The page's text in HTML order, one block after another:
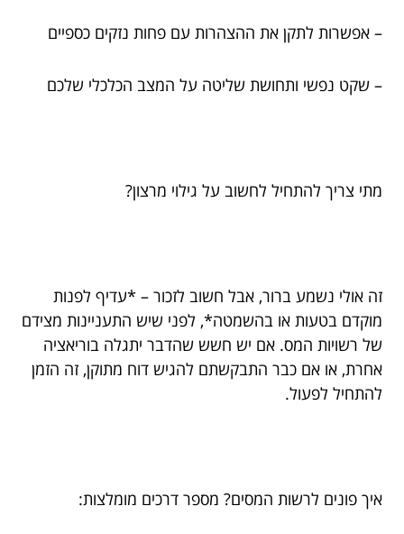
– אפשרות לתקן את ההצהרות עם פחות נזקים כספיים
– שקט נפשי ותחושת שליטה על המצב הכלכלי שלכם
מתי צריך להתחיל לחשוב על גילוי מרצון?
זה אולי נשמע ברור, אבל חשוב לזכור – *עדיף לפנות
מוקדם בטעות או בהשמטה*, לפני שיש התעניינות מצידם
של רשויות המס. אם יש חשש שהדבר יתגלה בוריאציה
אחרת, או אם כבר התבקשתם להגיש דוח מתוקן, זה הזמן
להתחיל לפעול.
איך פונים לרשות המסים? מספר דרכים מומלצות: